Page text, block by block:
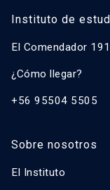
Instituto de
El Comendador
¿Cómo llegar?
+56 95504 5505
Sobre nosotros
El Instituto